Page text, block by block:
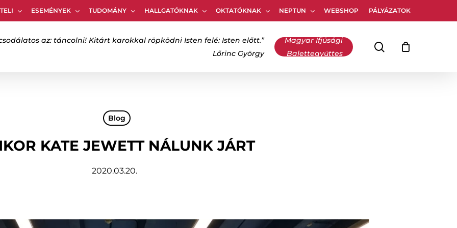
ESEMÉNYEK TUDOMÁNY HALLGATÓKNAK OKTATÓKNAK NEPTUN WEBSHOP PÁLYÁZATOK
az: táncolni! Kitárt karokkal röpködni Isten felé: Isten előtt.”
Lőrinc György
Magyar Ifjúsági
Balettegyüttes
keresés
Kosár Kosár
Blog
KATE JEWETT NÁLUNK JÁRT
2020.03.20.